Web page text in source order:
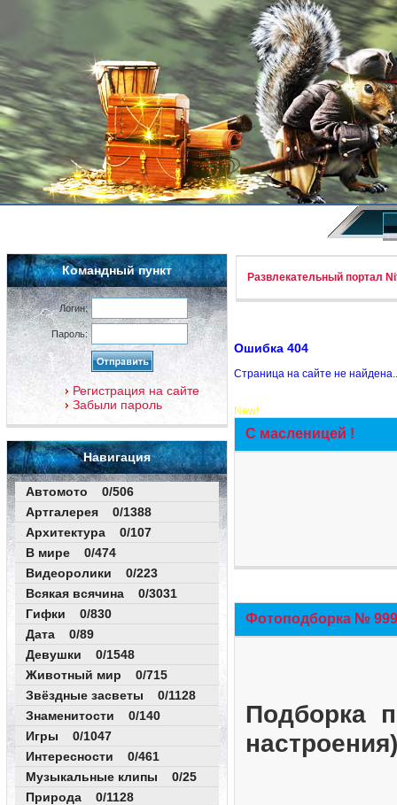
Командный пункт
Логин:
Пароль:
Регистрация на сайте
Забыли пароль
Навигация
Автомото 0/506
Артгалерея 0/1388
Архитектура 0/107
В мире 0/474
Видеоролики 0/223
Всякая всячина 0/3031
Гифки 0/830
Дата 0/89
Девушки 0/1548
Животный мир 0/715
Звёздные засветы 0/1128
Знаменитости 0/140
Игры 0/1047
Интересности 0/461
Музыкальные клипы 0/25
Природа 0/1128
Развлекательный портал
Ошибка 404
Страница на сайте не
New!
С масленицей !
Фотоподборка №
Подборка